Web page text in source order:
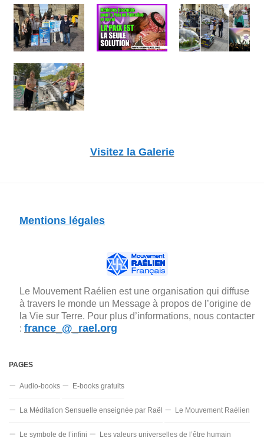
Visitez la Galerie
Mentions légales
Le Mouvement Raélien est une organisation qui diffuse
à travers le monde un Message à propos de l’origine de
la Vie sur Terre. Pour plus d’informations, nous contacter
: france_@_rael.org
PAGES
Audio-books E-books gratuits
La Méditation Sensuelle enseignée par Raël Le Mouvement Raélien
Le symbole de l’infini Les valeurs universelles de l’être humain